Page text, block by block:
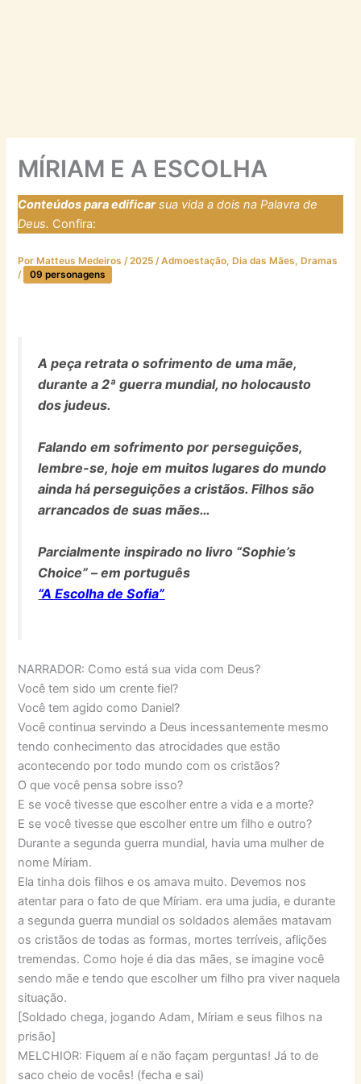
MÍRIAM E A ESCOLHA
Conteúdos para edificarsua vida a dois na Palavra de
Deus. Confira:
Por Matteus Medeiros/2025/Admoestação, Dia das Mães, Dramas
/
09 personagens
A peça retrata o sofrimento de uma mãe,
durante a 2ª guerra mundial, no holocausto
dos judeus.
Falando em sofrimento por perseguições,
lembre-se, hoje em muitos lugares do mundo
ainda há perseguições a cristãos. Filhos são
arrancados de suas mães…
Parcialmente inspirado no livro “Sophie’s
Choice” – em português
“A Escolha de Sofia”
NARRADOR: Como está sua vida com Deus?
Você tem sido um crente fiel?
Você tem agido como Daniel?
Você continua servindo a Deus incessantemente mesmo
tendo conhecimento das atrocidades que estão
acontecendo por todo mundo com os cristãos?
O que você pensa sobre isso?
E se você tivesse que escolher entre a vida e a morte?
E se você tivesse que escolher entre um filho e outro?
Durante a segunda guerra mundial, havia uma mulher de
nome Míriam.
Ela tinha dois filhos e os amava muito. Devemos nos
atentar para o fato de que Míriam. era uma judia, e durante
a segunda guerra mundial os soldados alemães matavam
os cristãos de todas as formas, mortes terríveis, aflições
tremendas. Como hoje é dia das mães, se imagine você
sendo mãe e tendo que escolher um filho pra viver naquela
situação.
[Soldado chega, jogando Adam, Míriam e seus filhos na
prisão]
MELCHIOR: Fiquem aí e não façam perguntas! Já to de
saco cheio de vocês! (fecha e sai)